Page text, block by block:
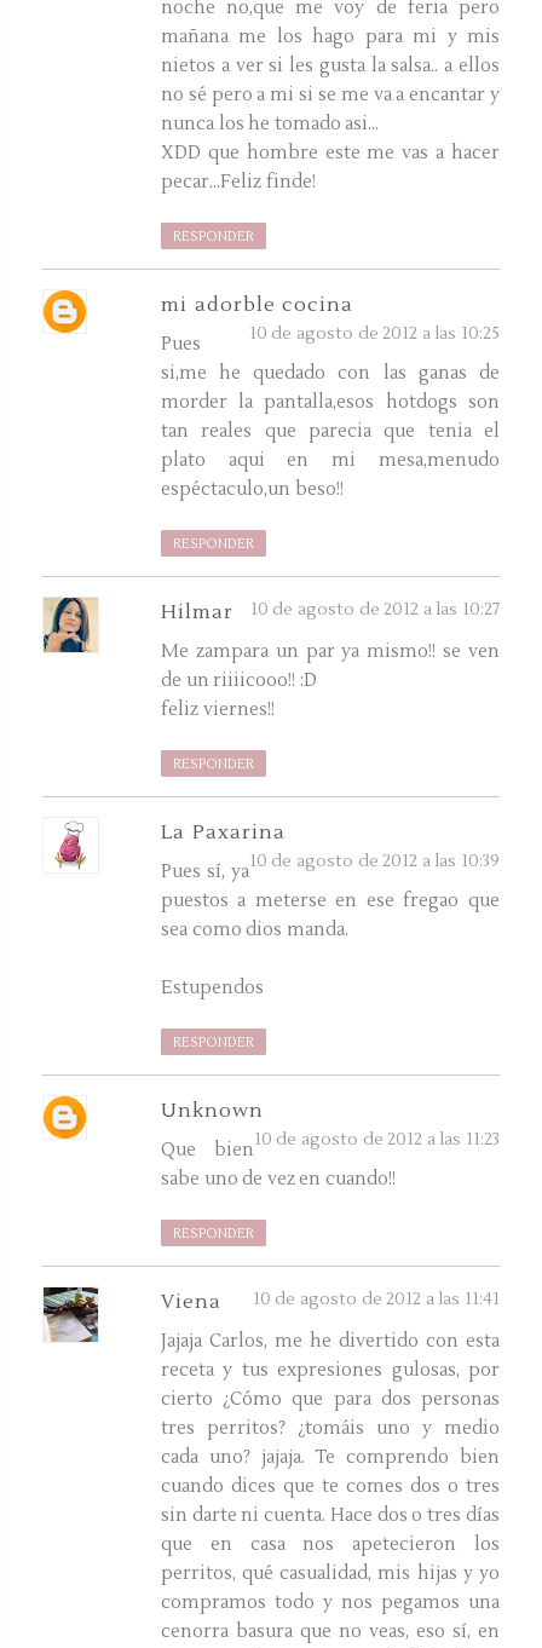
noche no,que me voy de feria pero
mañana me los hago para mi y mis
nietos a ver si les gusta la salsa.. a ellos
no sé pero a mi si se me va a encantar y
nunca los he tomado asi...
XDD que hombre este me vas a hacer
pecar...Feliz finde!
RESPONDER
mi adorble cocina
10 de agosto de 2012 a las 10:25
Pues
si,me he quedado con las ganas de
morder la pantalla,esos hotdogs son
tan reales que parecia que tenia el
plato aqui en mi mesa,menudo
espéctaculo,un beso!!
RESPONDER
Hilmar 10 de agosto de 2012 a las 10:27
Me zampara un par ya mismo!! se ven
de un riiiicooo!! :D
feliz viernes!!
RESPONDER
La Paxarina
10 de agosto de 2012 a las 10:39
Pues sí, ya
puestos a meterse en ese fregao que
sea como dios manda.
Estupendos
RESPONDER
Unknown
10 de agosto de 2012 a las 11:23
Que bien
sabe uno de vez en cuando!!
RESPONDER
Viena 10 de agosto de 2012 a las 11:41
Jajaja Carlos, me he divertido con esta
receta y tus expresiones gulosas, por
cierto ¿Cómo que para dos personas
tres perritos? ¿tomáis uno y medio
cada uno? jajaja. Te comprendo bien
cuando dices que te comes dos o tres
sin darte ni cuenta. Hace dos o tres días
que en casa nos apetecieron los
perritos, qué casualidad, mis hijas y yo
compramos todo y nos pegamos una
cenorra basura que no veas, eso sí, en